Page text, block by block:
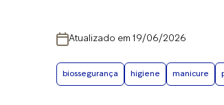
Atualizado em 19/06/2026
biossegurança higiene manicure